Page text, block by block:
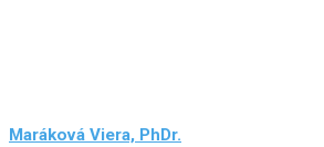
Maráková Viera, PhDr.